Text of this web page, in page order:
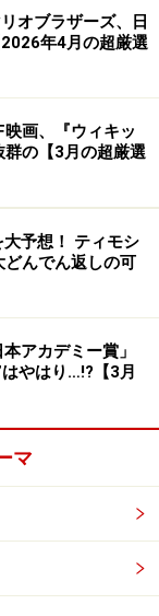
オブラザーズ、日
年4月の超厳選
画、『ウィキッ
群の【3月の超厳選
大予想！ ティモシ
んでん返しの可
アカデミー賞」
やはり…!?【3月
マ